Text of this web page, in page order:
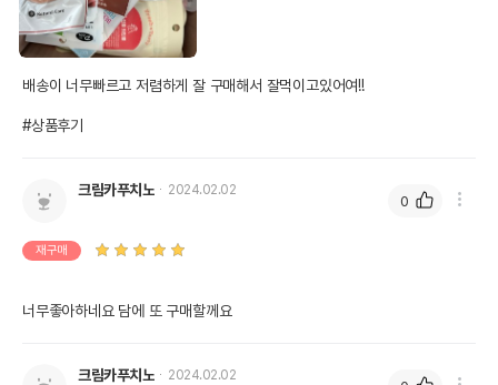
배송이 너무빠르고 저렴하게 잘 구매해서 잘먹이고있어여!!
#상품후기
크림카푸치노 2024.02.02
재구매
너무좋아하네요 담에 또 구매할께요
0
크림카푸치노 2024.02.02